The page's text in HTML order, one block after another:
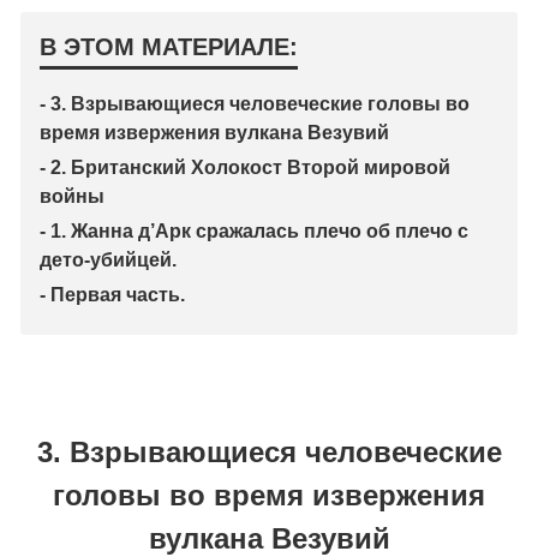
В ЭТОМ МАТЕРИАЛЕ:
- 3. Взрывающиеся человеческие головы во
время извержения вулкана Везувий
- 2. Британский Холокост Второй мировой
войны
- 1. Жанна д’Арк сражалась плечо об плечо с
дето-убийцей.
- Первая часть.
3. Взрывающиеся человеческие
головы во время извержения
вулкана Везувий